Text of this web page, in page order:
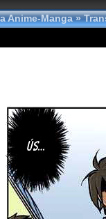
Anime-Manga»